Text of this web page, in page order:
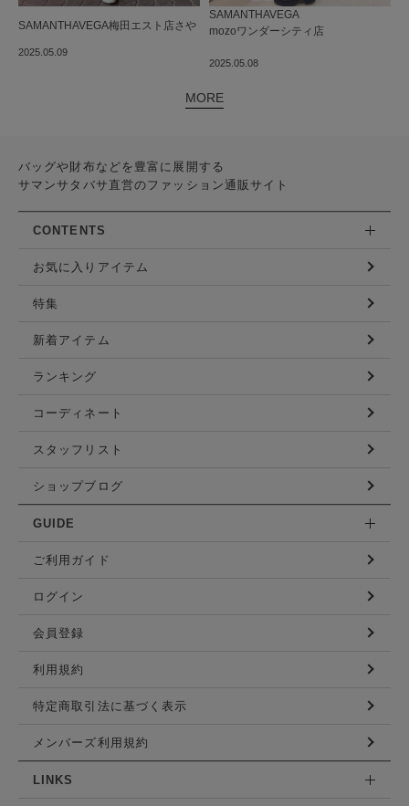
2025.05.09
SAMANTHAVEGA梅田エスト店さや
2025.05.08
SAMANTHAVEGA
mozoワンダーシティ店
MORE
バッグや財布などを豊富に展開する
サマンサタバサ直営のファッション通販サイト
CONTENTS
お気に入りアイテム
特集
新着アイテム
ランキング
コーディネート
スタッフリスト
ショップブログ
GUIDE
ご利用ガイド
ログイン
会員登録
利用規約
特定商取引法に基づく表示
メンバーズ利用規約
LINKS